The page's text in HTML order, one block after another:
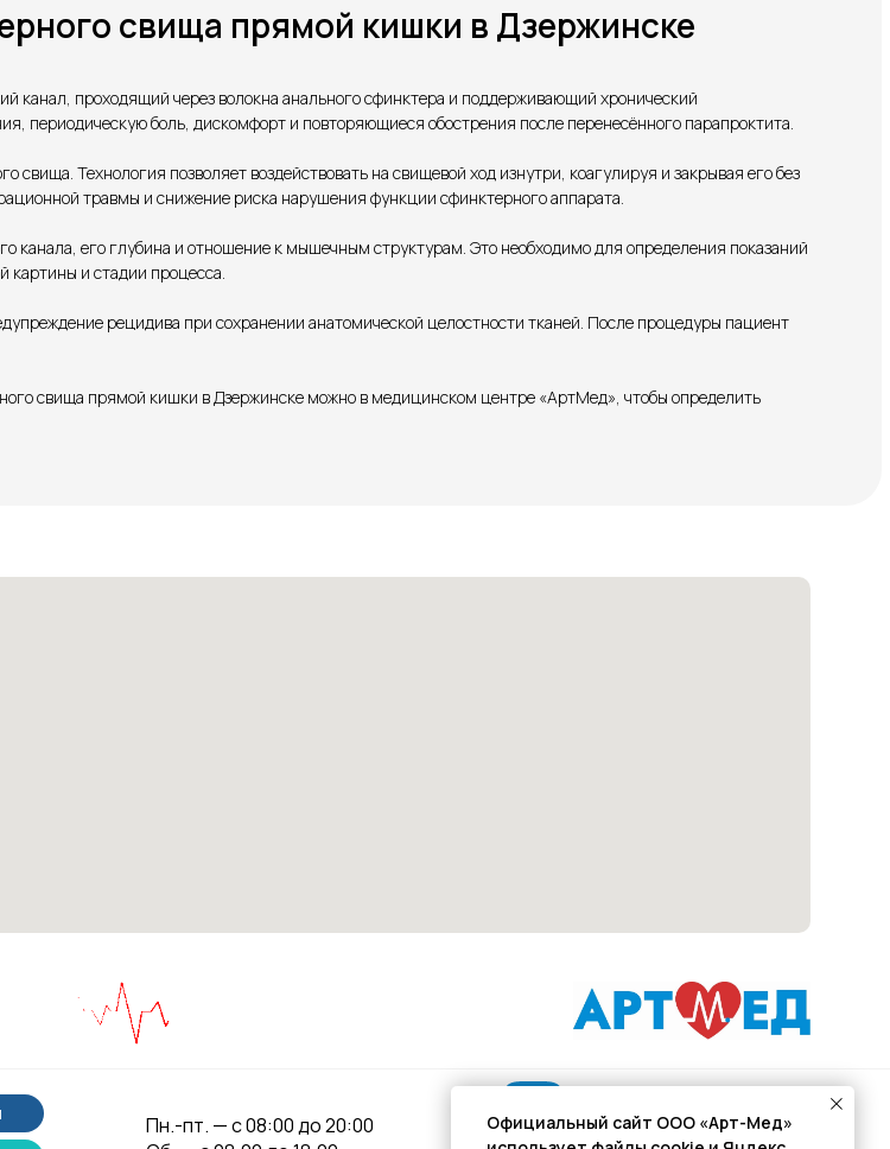
свища прямой кишки в Дзержинске
канал, проходящий через волокна анального сфинктера и поддерживающий хронический
периодическую боль, дискомфорт и повторяющиеся обострения после перенесённого парапроктита.
Технология позволяет воздействовать на свищевой ход изнутри, коагулируя и закрывая его без
травмы и снижение риска нарушения функции сфинктерного аппарата.
канала, его глубина и отношение к мышечным структурам. Это необходимо для определения показаний
картины и стадии процесса.
рецидива при сохранении анатомической целостности тканей. После процедуры пациент
свища прямой кишки в Дзержинске можно в медицинском центре «АртМед», чтобы определить
Пн.-пт. — с 08:00 до 20:00
Подписывайся
Официальный сайт ООО «Арт-Мед»